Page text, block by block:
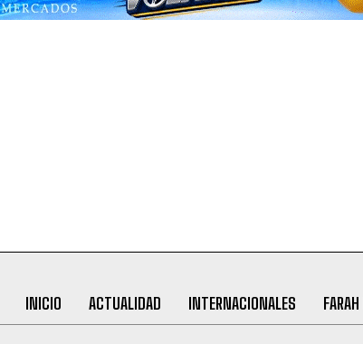
INICIO ACTUALIDAD INTERNACIONALES